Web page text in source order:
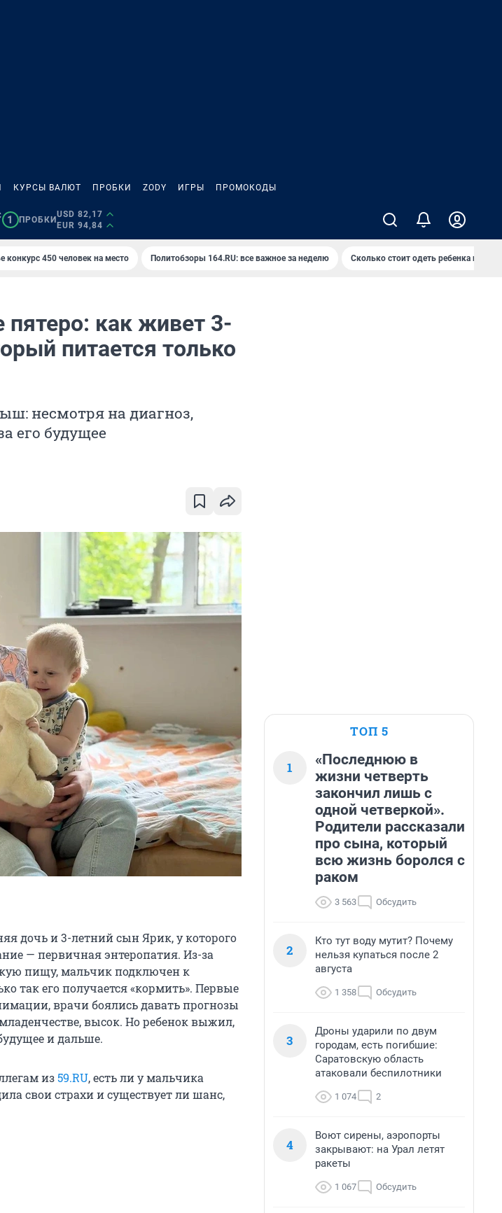
КУРСЫ ВАЛЮТ ПРОБКИ ZODY ИГРЫ ПРОМОКОДЫ
1 ПРОБКИ
USD 82,17
EUR 94,84
конкурс 450 человек на место Политобзоры 164.RU: все важное за неделю Сколько стоит одеть ребенка на
пятеро: как живет 3-
питается только
несмотря на диагноз,
его будущее
дочь и 3-летний сын Ярик, у которого
— первичная энтеропатия. Из-за
пищу, мальчик подключен к
так его получается «кормить». Первые
врачи боялись давать прогнозы
высок. Но ребенок выжил,
и дальше.
из59.RU, есть ли у мальчика
свои страхи и существует ли шанс,
ТОП 5
1
«Последнюю в
жизни четверть
закончил лишь с
одной четверкой».
Родители рассказали
про сына, который
всю жизнь боролся с
раком
3 563 Обсудить
2
Кто тут воду мутит? Почему
нельзя купаться после 2
августа
1 358 Обсудить
3
Дроны ударили по двум
городам, есть погибшие:
Саратовскую область
атаковали беспилотники
1 074 2
4
Воют сирены, аэропорты
закрывают: на Урал летят
ракеты
1 067 Обсудить